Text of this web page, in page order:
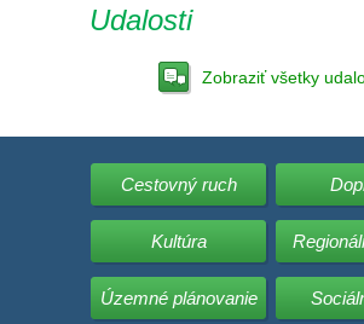
Udalosti
Zobraziť všetky
Cestovný ruch
Kultúra
Územné plánovanie